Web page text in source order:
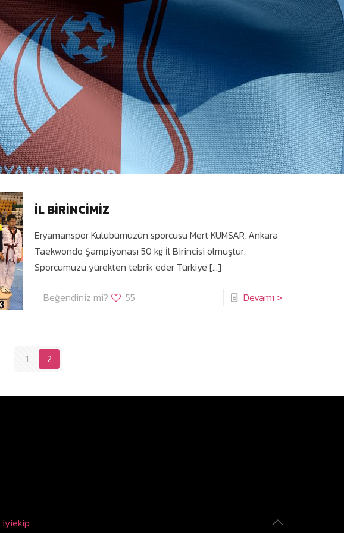
İL BİRİNCİMİZ
Eryamanspor Kulübümüzün sporcusu Mert KUMSAR, Ankara
Taekwondo Şampiyonası 50 kg İl Birincisi olmuştur.
Sporcumuzu yürekten tebrik eder Türkiye […]
Beğendiniz mi? 55 Devamı >
1 2
iyiekip